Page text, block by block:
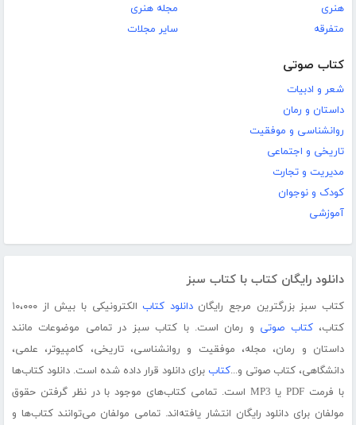
هنری
متفرقه
مجله هنری
سایر مجلات
کتاب صوتی
شعر و ادبیات
داستان و رمان
روانشناسی و موفقیت
تاریخی و اجتماعی
مدیریت و تجارت
کودک و نوجوان
آموزشی
دانلود رایگان کتاب با کتاب سبز
کتاب سبز بزرگترین مرجع رایگاندانلود کتاب
الکترونیکی با بیش از ۱۰،۰۰۰
کتاب،کتاب صوتی و رمان است. با کتاب سبز در تمامی موضوعات مانند
داستان و رمان، مجله، موفقیت و روانشناسی، تاریخی، کامپیوتر، علمی،
دانشگاهی، کتاب صوتی و...کتاب برای دانلود قرار داده شده است. دانلود کتاب‌ها
با فرمت PDF یا MP3 است. تمامی کتاب‌های موجود با در نظر گرفتن حقوق
مولفان برای دانلود رایگان انتشار یافته‌اند. تمامی مولفان می‌توانند کتاب‌ها و